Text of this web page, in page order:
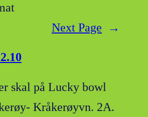
Next Page
→
skal på Lucky bowl
Kråkerøyvn. 2A.